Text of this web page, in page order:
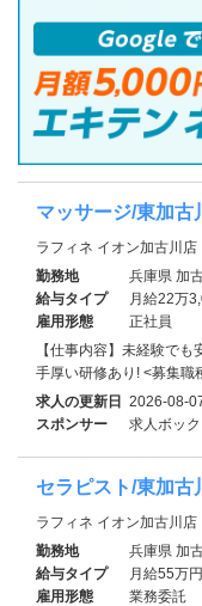
マッサージ/東加古
ラフィネ イオン加古川店
勤務地
兵庫県 加
給与タイプ
月給22万
雇用形態
正社員
【仕事内容】未経験で
手厚い研修あり! <募集職
求人の更新日 2026-08-
スポンサー
求人ボック
セラピスト/東加古
ラフィネ イオン加古川店
勤務地
兵庫県 加
給与タイプ
月給55万円
雇用形態
業務委託